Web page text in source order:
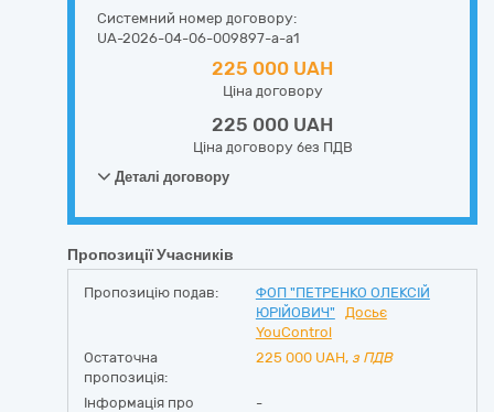
Системний номер договору:
UA-2026-04-06-009897-a-a1
225 000 UAH
Ціна договору
225 000 UAH
Ціна договору без ПДВ
Деталі договору
Пропозиції Учасників
Пропозицію подав:
ФОП "ПЕТРЕНКО ОЛЕКСІЙ
ЮРІЙОВИЧ"
Досьє
YouControl
Остаточна
пропозиція:
225 000 UAH, з ПДВ
Інформація про -